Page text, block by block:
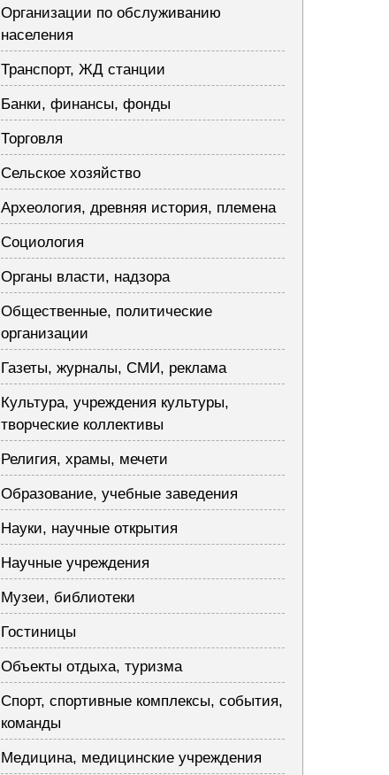
Организации по обслуживанию
населения
Транспорт, ЖД станции
Банки, финансы, фонды
Торговля
Сельское хозяйство
Археология, древняя история, племена
Социология
Органы власти, надзора
Общественные, политические
организации
Газеты, журналы, СМИ, реклама
Культура, учреждения культуры,
творческие коллективы
Религия, храмы, мечети
Образование, учебные заведения
Науки, научные открытия
Научные учреждения
Музеи, библиотеки
Гостиницы
Объекты отдыха, туризма
Спорт, спортивные комплексы, события,
команды
Медицина, медицинские учреждения